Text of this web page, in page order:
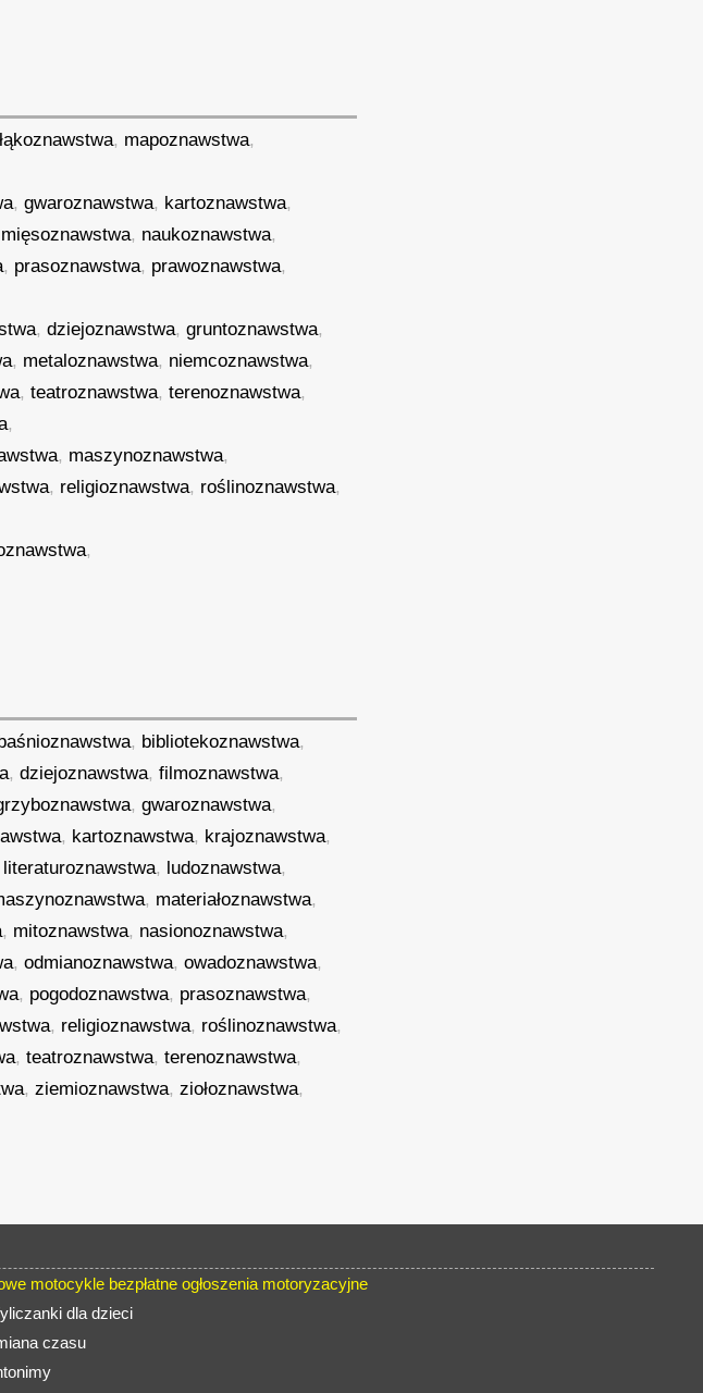
łąkoznawstwa, mapoznawstwa,
,gwaroznawstwa, kartoznawstwa,
mięsoznawstwa, naukoznawstwa,
, prasoznawstwa, prawoznawstwa,
,dziejoznawstwa,gruntoznawstwa,
, metaloznawstwa, niemcoznawstwa,
,teatroznawstwa,terenoznawstwa,
,
, maszynoznawstwa,
, religioznawstwa, roślinoznawstwa,
,
, bibliotekoznawstwa,
,dziejoznawstwa,filmoznawstwa,
,gwaroznawstwa,
, kartoznawstwa, krajoznawstwa,
literaturoznawstwa, ludoznawstwa,
, materiałoznawstwa,
, mitoznawstwa, nasionoznawstwa,
,odmianoznawstwa,owadoznawstwa,
, pogodoznawstwa, prasoznawstwa,
, religioznawstwa, roślinoznawstwa,
,teatroznawstwa,terenoznawstwa,
,ziemioznawstwa,ziołoznawstwa,
motocykle bezpłatne ogłoszenia motoryzacyjne
dla dzieci
czasu